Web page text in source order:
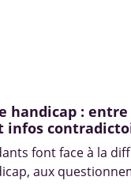
handicap :
infos
font face à la
aux